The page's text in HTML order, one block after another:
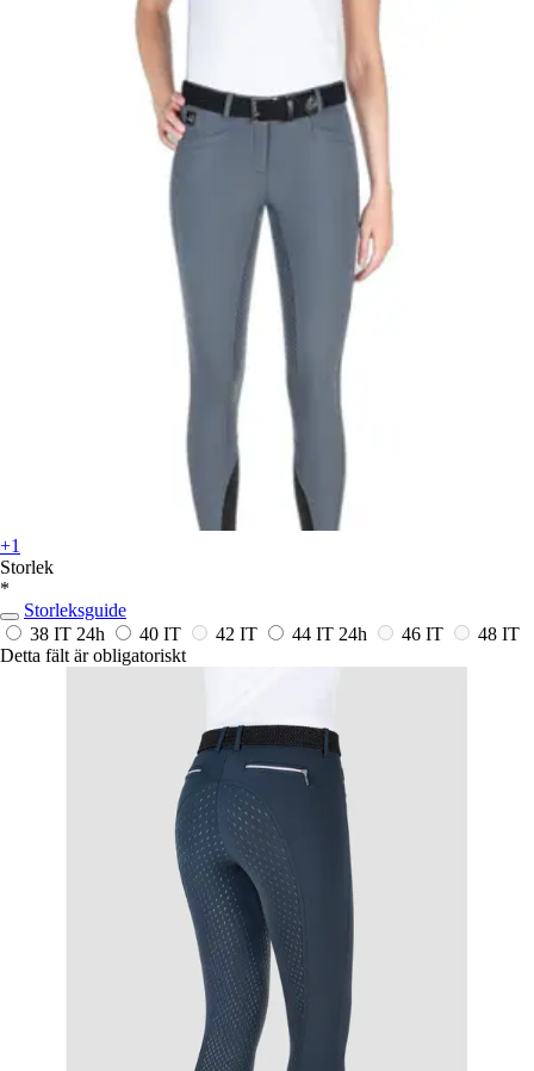
+1
Storlek
*
Storleksguide
38 IT 24h 40 IT 42 IT 44 IT 24h 46 IT
48 IT
Detta fält är obligatoriskt